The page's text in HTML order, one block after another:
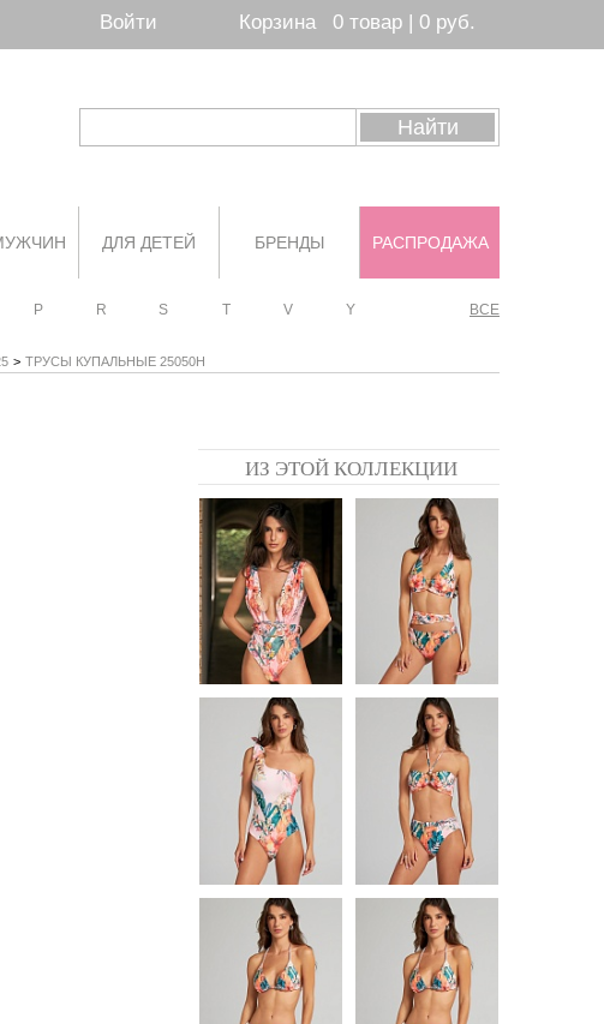
Войти Корзина 0 товар | 0 руб.
ДЛЯ ДЕТЕЙ БРЕНДЫ РАСПРОДАЖА
P R S T V Y ВСЕ
> ТРУСЫ КУПАЛЬНЫЕ 25050H
ИЗ ЭТОЙ КОЛЛЕКЦИИ